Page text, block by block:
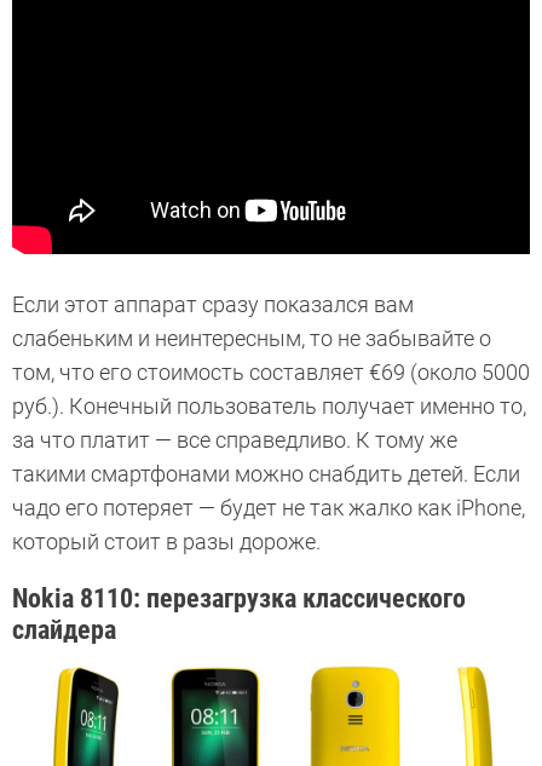
Если этот аппарат сразу показался вам
слабеньким и неинтересным, то не забывайте о
том, что его стоимость составляет €69 (около 5000
руб.). Конечный пользователь получает именно то,
за что платит — все справедливо. К тому же
такими смартфонами можно снабдить детей. Если
чадо его потеряет — будет не так жалко как iPhone,
который стоит в разы дороже.
Nokia 8110: перезагрузка классического
слайдера